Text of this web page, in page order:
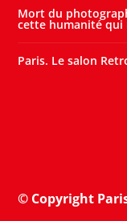
Mort du
cette humanité qui
Paris. Le salon
© Copyright